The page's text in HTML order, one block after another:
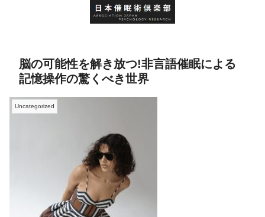
脳の可能性を解き放つ!非言語催眠による
記憶操作の驚くべき世界
Uncategorized